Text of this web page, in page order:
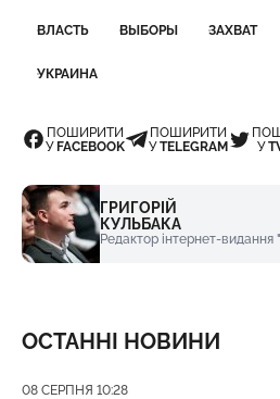
ВЛАСТЬ ВЫБОРЫ ЗАХВАТ
УКРАИНА
ПОШИРИТИ
УFACEBOOK
ПОШИРИТИ
УTELEGRAM
У
ГРИГОРІЙ
КУЛЬБАКА
Редактор інтернет-видання
ОСТАННІ НОВИНИ
Дата публікації
08 СЕРПНЯ 10:28